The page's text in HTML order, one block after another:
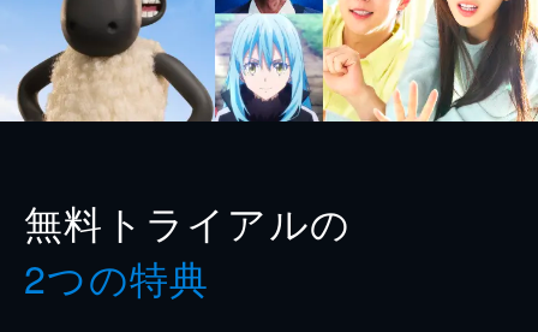
無料トライアルの
2つの特典